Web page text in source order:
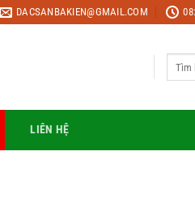
DACSANBAKIEN@GMAIL.COM
LIÊN HỆ